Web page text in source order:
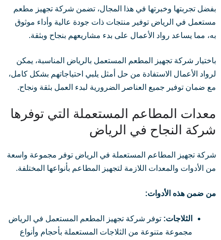
بفضل تجربتها وخبرتها في هذا المجال، تضمن شركة تجهيز مطعم
مستعمل في الرياض توفير منتجات ذات جودة عالية وأداء موثوق
به، مما يساعد رواد الأعمال على بدء مشاريعهم بنجاح وبثقة.
باختيار شركة تجهيز المطعم المستعمل بالرياض المناسبة، يمكن
لرواد الأعمال الاستفادة من حل أمثل يلبي احتياجاتهم بشكل كامل،
مع ضمان توفير جميع العناصر الضرورية لبدء العمل بثقة ونجاح.
معدات المطاعم المستعملة التي توفرها
شركة النجاح في الرياض
شركة تجهيز المطاعم المستعملة في الرياض توفر مجموعة واسعة
من الأدوات والمعدات اللازمة لتجهيز المطاعم بأنواعها المختلفة.
من ضمن هذه الأدوات:
الثلاجات:توفر شركة تجهيز المطعم المستعمل في الرياض
مجموعة متنوعة من الثلاجات المستعملة بأحجام وأنواع